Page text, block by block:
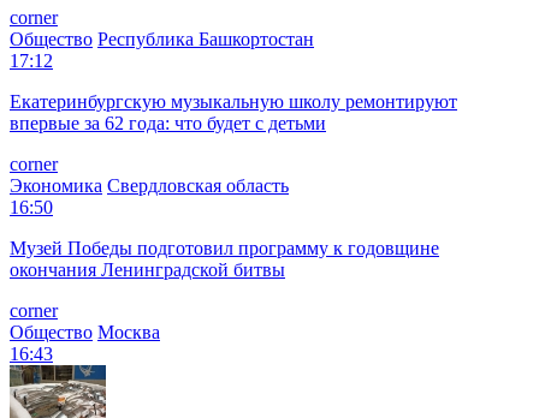
corner
Общество Республика Башкортостан
17:12
Екатеринбургскую музыкальную школу ремонтируют
впервые за 62 года: что будет с детьми
corner
Экономика Свердловская область
16:50
Музей Победы подготовил программу к годовщине
окончания Ленинградской битвы
corner
Общество Москва
16:43